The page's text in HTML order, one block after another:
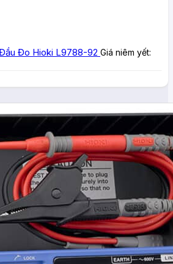
Đo Hioki L9788-92 Giá niêm yết: